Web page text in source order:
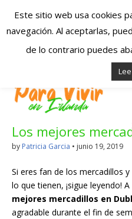
Irlanda
Irlanda
en
Irlanda
Los mejores
by Patricia Garcia • junio 19, 2019
Si eres fan de los mercadillos
lo que tienen, ¡sigue leyendo!
mejores mercadillos en
agradable durante el fin de
Este sitio web usa cookies
navegación. Al aceptarlas,
de lo contrario puedes